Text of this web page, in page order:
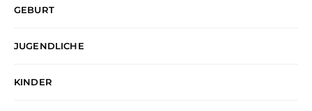
GEBURT
JUGENDLICHE
KINDER